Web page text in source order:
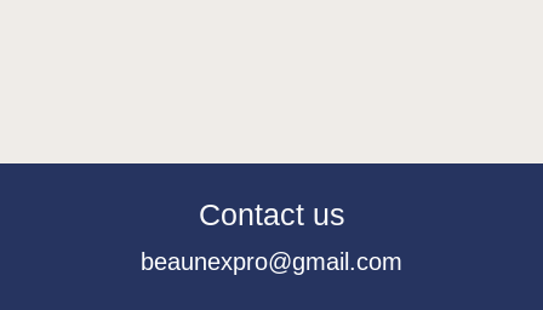
Contact us
beaunexpro@gmail.com